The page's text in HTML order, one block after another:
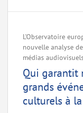
L’Observatoire
nouvelle analyse
médias
Qui garantit
grands
culturels à